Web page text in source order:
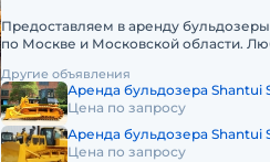
Предоставляем в аренду
по Москве и Московской области.
Другие объявления
Аренда бульдозера Shantui
Цена по запросу
Аренда бульдозера Shantui
Цена по запросу